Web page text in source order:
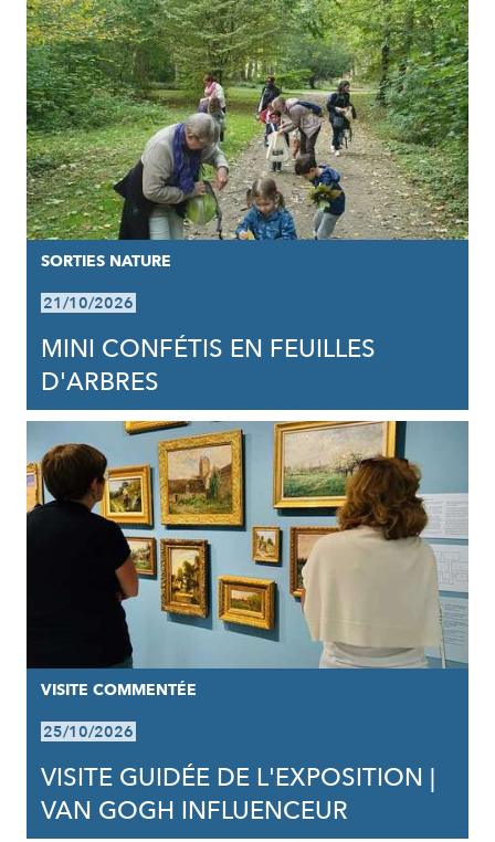
SORTIES NATURE
21/10/2026
MINI CONFÉTIS EN FEUILLES
D'ARBRES
VISITE COMMENTÉE
25/10/2026
VISITE GUIDÉE DE L'EXPOSITION |
VAN GOGH INFLUENCEUR